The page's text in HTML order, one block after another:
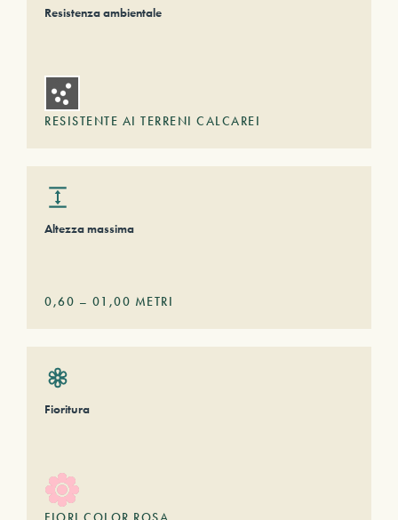
Resistenza ambientale
RESISTENTE AI TERRENI CALCAREI
Altezza massima
0,60 – 01,00 METRI
Fioritura